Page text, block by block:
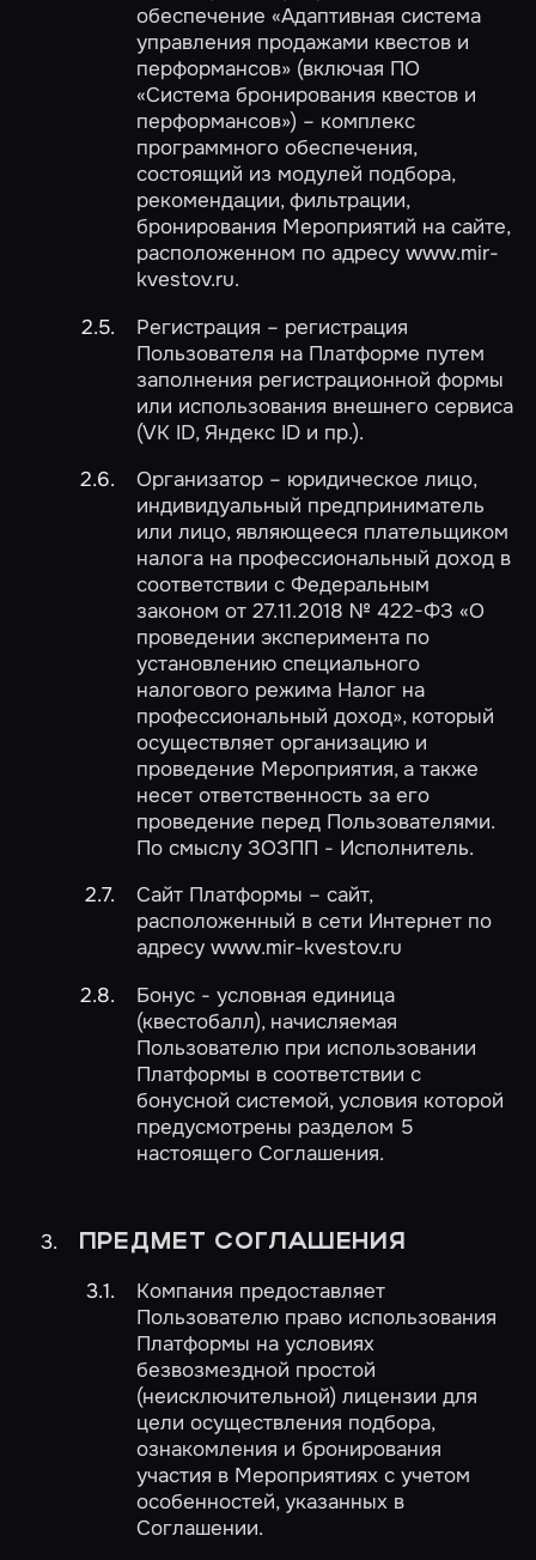
обеспечение «Адаптивная система
управления продажами квестов и
перформансов» (включая ПО
«Система бронирования квестов и
перформансов») – комплекс
программного обеспечения,
состоящий из модулей подбора,
рекомендации, фильтрации,
бронирования Мероприятий на сайте,
расположенном по адресу www.mir-
kvestov.ru.
Регистрация – регистрация
Пользователя на Платформе путем
заполнения регистрационной формы
или использования внешнего сервиса
(VK ID, Яндекс ID и пр.).
Организатор – юридическое лицо,
индивидуальный предприниматель
или лицо, являющееся плательщиком
налога на профессиональный доход в
соответствии с Федеральным
законом от 27.11.2018 № 422-ФЗ «О
проведении эксперимента по
установлению специального
налогового режима Налог на
профессиональный доход», который
осуществляет организацию и
проведение Мероприятия, а также
несет ответственность за его
проведение перед Пользователями.
По смыслу ЗОЗПП - Исполнитель.
Сайт Платформы – сайт,
расположенный в сети Интернет по
адресу www.mir-kvestov.ru
Бонус - условная единица
(квестобалл), начисляемая
Пользователю при использовании
Платформы в соответствии с
бонусной системой, условия которой
предусмотрены разделом 5
настоящего Соглашения.
ПРЕДМЕТ СОГЛАШЕНИЯ
Компания предоставляет
Пользователю право использования
Платформы на условиях
безвозмездной простой
(неисключительной) лицензии для
цели осуществления подбора,
ознакомления и бронирования
участия в Мероприятиях с учетом
особенностей, указанных в
Соглашении.